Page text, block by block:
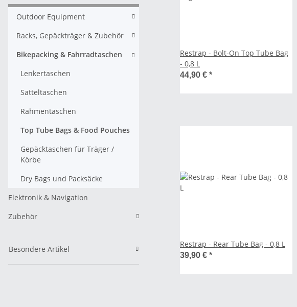
Restrap - Bolt-On Top Tube Bag
- 0,8 L
44,90 € *
Restrap - Rear Tube Bag - 0,8 L
39,90 € *
Outdoor Equipment
Racks, Gepäckträger & Zubehör
Bikepacking & Fahrradtaschen
Lenkertaschen
Satteltaschen
Rahmentaschen
Top Tube Bags & Food Pouches
Gepäcktaschen für Träger /
Körbe
Dry Bags und Packsäcke
Elektronik & Navigation
Zubehör
Besondere Artikel